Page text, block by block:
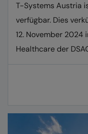
T-Systems Austria
verfügbar. Dies
12. November 2024
Healthcare der